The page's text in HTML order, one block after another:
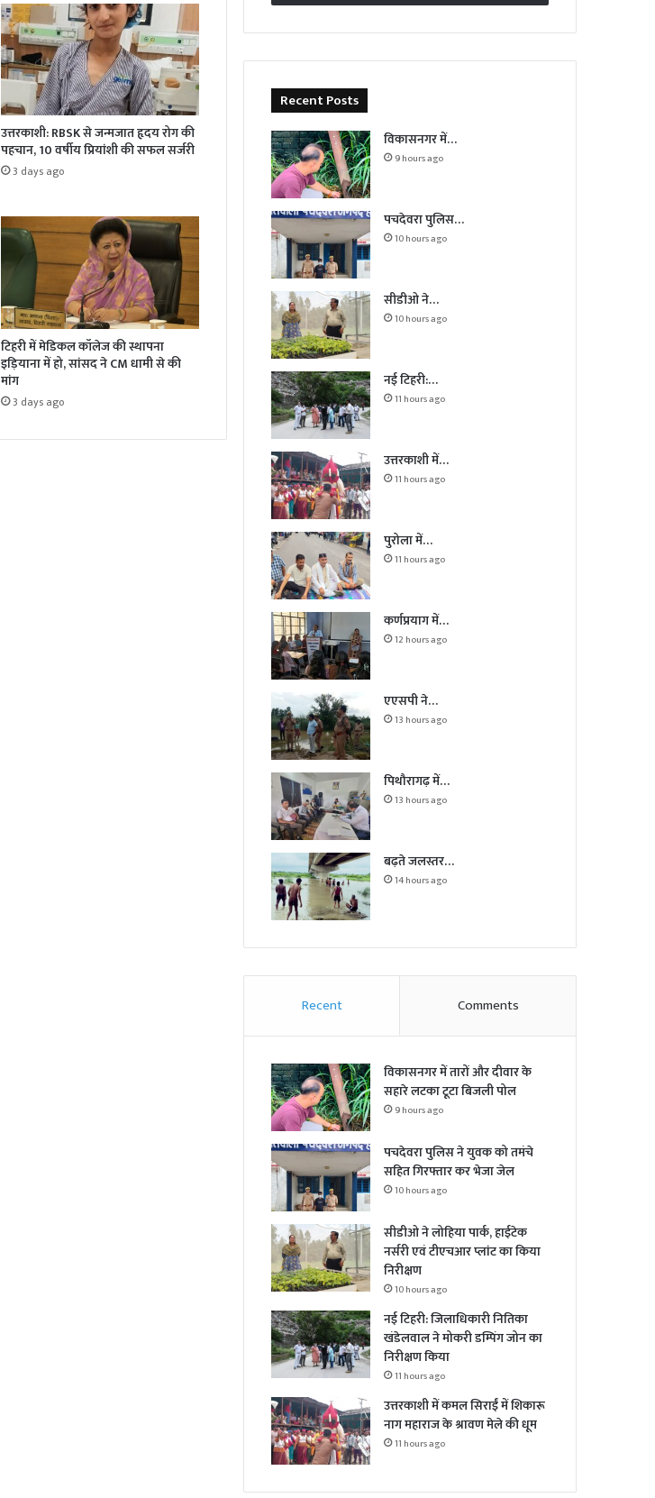
उत्तरकाशी: RBSK से जन्मजात हृदय रोग की
पहचान, 10 वर्षीय प्रियांशी की सफल सर्जरी
3 days ago
टिहरी में मेडिकल कॉलेज की स्थापना
इड़ियाना में हो, सांसद ने CM धामी से की
मांग
3 days ago
Recent Posts
विकासनगर में…
9 hours ago
पचदेवरा पुलिस…
10 hours ago
सीडीओ ने…
10 hours ago
नई टिहरी:…
11 hours ago
उत्तरकाशी में…
11 hours ago
पुरोला में…
11 hours ago
कर्णप्रयाग में…
12 hours ago
एएसपी ने…
13 hours ago
पिथौरागढ़ में…
13 hours ago
बढ़ते जलस्तर…
14 hours ago
Recent Comments
विकासनगर में तारों और दीवार के
सहारे लटका टूटा बिजली पोल
9 hours ago
पचदेवरा पुलिस ने युवक को तमंचे
सहित गिरफ्तार कर भेजा जेल
10 hours ago
सीडीओ ने लोहिया पार्क, हाईटेक
नर्सरी एवं टीएचआर प्लांट का किया
निरीक्षण
10 hours ago
नई टिहरी: जिलाधिकारी नितिका
खंडेलवाल ने मोकरी डम्पिंग जोन का
निरीक्षण किया
11 hours ago
उत्तरकाशी में कमल सिराईं में शिकारू
नाग महाराज के श्रावण मेले की धूम
11 hours ago